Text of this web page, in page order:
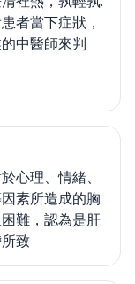
者當下症狀，
中醫師來判
心理、情緒、
素所造成的胸
難，認為是肝
致